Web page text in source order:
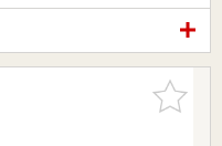
お気に入
りに追加